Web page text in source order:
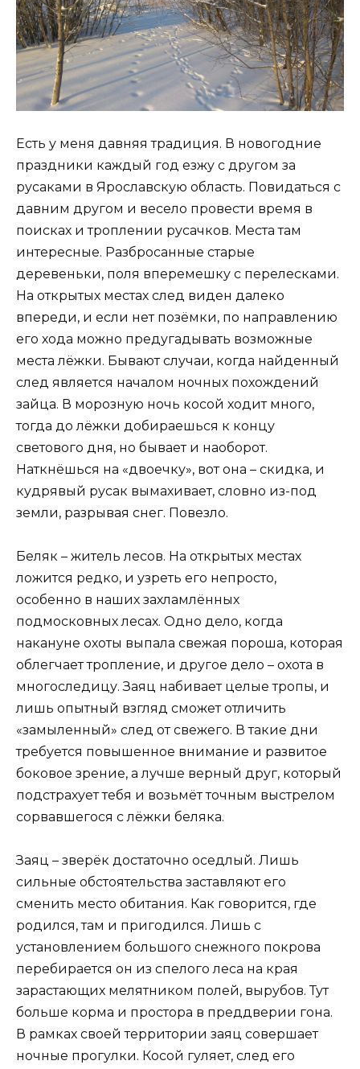
Есть у меня давняя традиция. В новогодние
праздники каждый год езжу с другом за
русаками в Ярославскую область. Повидаться с
давним другом и весело провести время в
поисках и троплении русачков. Места там
интересные. Разбросанные старые
деревеньки, поля вперемешку с перелесками.
На открытых местах след виден далеко
впереди, и если нет позёмки, по направлению
его хода можно предугадывать возможные
места лёжки. Бывают случаи, когда найденный
след является началом ночных похождений
зайца. В морозную ночь косой ходит много,
тогда до лёжки добираешься к концу
светового дня, но бывает и наоборот.
Наткнёшься на «двоечку», вот она – скидка, и
кудрявый русак вымахивает, словно из-под
земли, разрывая снег. Повезло.
Беляк – житель лесов. На открытых местах
ложится редко, и узреть его непросто,
особенно в наших захламлённых
подмосковных лесах. Одно дело, когда
накануне охоты выпала свежая пороша, которая
облегчает тропление, и другое дело – охота в
многоследицу. Заяц набивает целые тропы, и
лишь опытный взгляд сможет отличить
«замыленный» след от свежего. В такие дни
требуется повышенное внимание и развитое
боковое зрение, а лучше верный друг, который
подстрахует тебя и возьмёт точным выстрелом
сорвавшегося с лёжки беляка.
Заяц – зверёк достаточно оседлый. Лишь
сильные обстоятельства заставляют его
сменить место обитания. Как говорится, где
родился, там и пригодился. Лишь с
установлением большого снежного покрова
перебирается он из спелого леса на края
зарастающих мелятником полей, вырубов. Тут
больше корма и простора в преддверии гона.
В рамках своей территории заяц совершает
ночные прогулки. Косой гуляет, след его